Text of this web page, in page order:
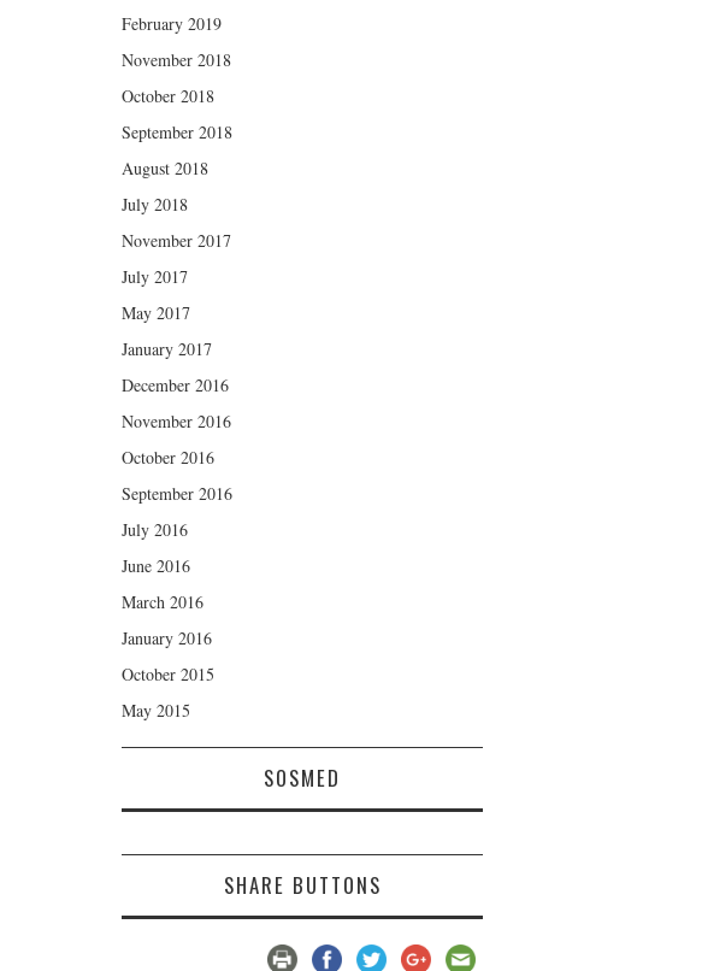
February 2019
November 2018
October 2018
September 2018
August 2018
July 2018
November 2017
July 2017
May 2017
January 2017
December 2016
November 2016
October 2016
September 2016
July 2016
June 2016
March 2016
January 2016
October 2015
May 2015
SOSMED
SHARE BUTTONS